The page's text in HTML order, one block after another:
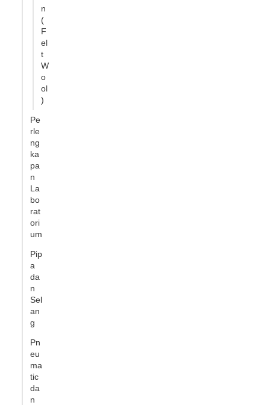
n
(
F
el
t
W
o
ol
)
Pe
rle
ng
ka
pa
n
La
bo
rat
ori
um
Pip
a
da
n
Sel
an
g
Pn
eu
ma
tic
da
n